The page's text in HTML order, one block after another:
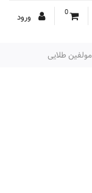
0 ورود
طلایی